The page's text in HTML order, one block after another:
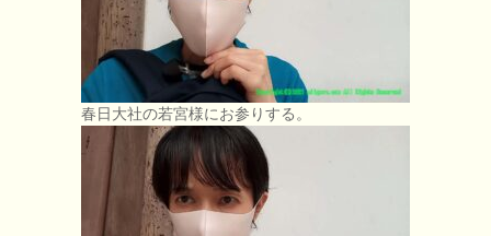
春日大社の若宮様にお参りする。